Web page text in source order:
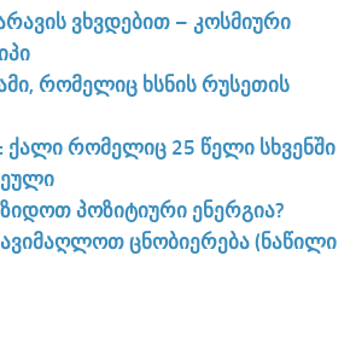
ვხვდებით – კოსმიური
რომელიც ხსნის რუსეთის
ქალი რომელიც 25 წელი სხვენში
პოზიტიური ენერგია?
ცნობიერება (ნაწილი